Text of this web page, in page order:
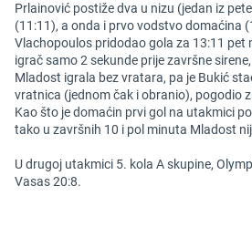
Prlainović postiže dva u nizu (jedan iz
(11:11), a onda i prvo vodstvo domaćina
Vlachopoulos pridodao gola za 13:11 pet
igrač samo 2 sekunde prije završne
Mladost igrala bez vratara, pa je Bukić
vratnica (jednom čak i obranio), pogodio
Kao što je domaćin prvi gol na utakmici
tako u završnih 10 i pol minuta Mladost
U drugoj utakmici 5. kola A skupine,
Vasas 20:8.